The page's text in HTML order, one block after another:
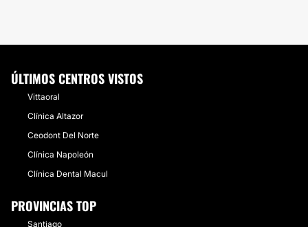
ÚLTIMOS CENTROS VISTOS
Vittaoral
Clínica Altazor
Ceodont Del Norte
Clínica Napoleón
Clínica Dental Macul
PROVINCIAS TOP
Santiago